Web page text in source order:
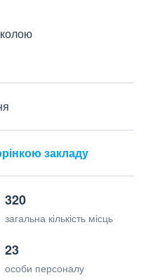
закладу
320
загальна кількість місць
23
особи персоналу